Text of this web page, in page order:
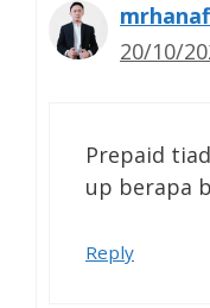
20/10/
Prepaid
up berapa
Reply